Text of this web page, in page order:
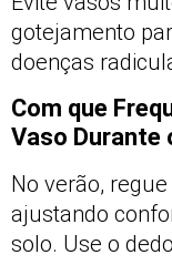
gotejamento
doenças
Com que
Vaso Durante
No verão,
ajustando
solo. Use o